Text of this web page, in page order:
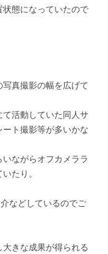
状態になっていたので
真撮影の幅を広げて
活動していた同人サ
ト撮影等が多いかな
ながらオフカメララ
たり。
などしているのでご
きな成果が得られる